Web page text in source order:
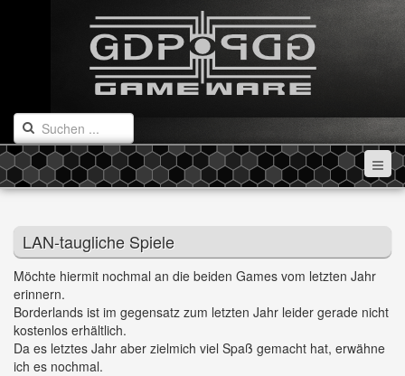
LAN-taugliche Spiele
Möchte hiermit nochmal an die beiden Games vom letzten Jahr
erinnern.
Borderlands ist im gegensatz zum letzten Jahr leider gerade nicht
kostenlos erhältlich.
Da es letztes Jahr aber zielmich viel Spaß gemacht hat, erwähne
ich es nochmal.